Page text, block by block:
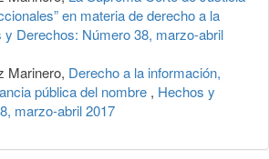
en materia de derecho a la
y Derechos: Número 38, marzo-abril
Marinero, Derecho a la información,
pública del nombre , Hechos y
marzo-abril 2017